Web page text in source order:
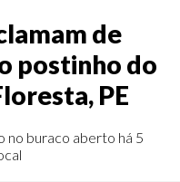
de
postinho do
PE
no buraco aberto há 5